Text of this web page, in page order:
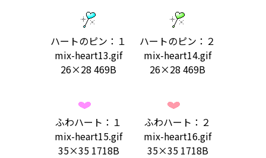
ハートのピン：１
mix-heart13.gif
26×28 469B
ハートのピン：２
mix-heart14.gif
26×28 469B
ふわハート：１
mix-heart15.gif
35×35 1718B
ふわハート：２
mix-heart16.gif
35×35 1718B